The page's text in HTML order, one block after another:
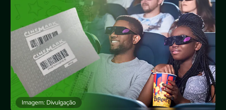
Imagem: Divulgação